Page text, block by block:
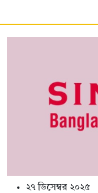
২৭ ডিসেম্বর ২০২৫